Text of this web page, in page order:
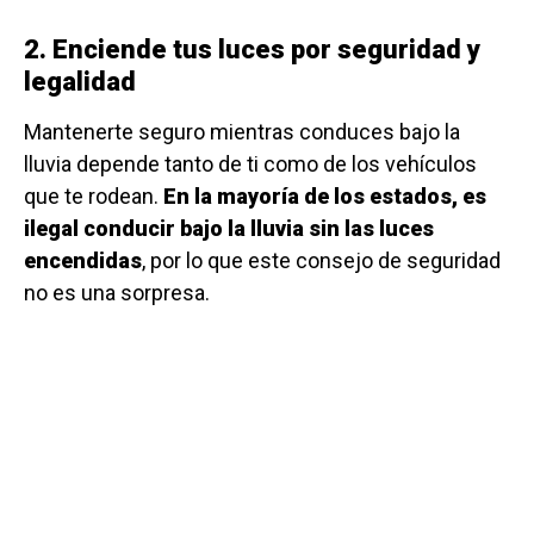
2. Enciende tus luces por seguridad y
legalidad
Mantenerte seguro mientras conduces bajo la
lluvia depende tanto de ti como de los vehículos
que te rodean. En la mayoría de los estados, es
ilegal conducir bajo la lluvia sin las luces
encendidas, por lo que este consejo de seguridad
no es una sorpresa.